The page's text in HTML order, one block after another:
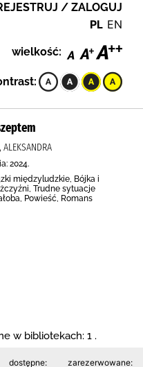
/ ZALOGUJ
PL EN
wielkość:
ALEKSANDRA
2024.
międzyludzkie, Bójka i
Trudne sytuacje
Powieść, Romans
w bibliotekach: 1 .
dostępne: zarezerwowane: